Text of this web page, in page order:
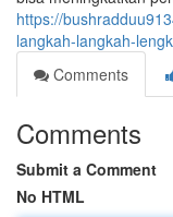
https://
langkah-langkah-
Comments
Comments
Submit a Comment
No HTML